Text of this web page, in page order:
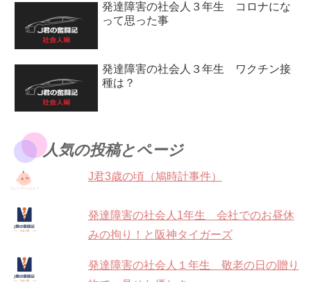
発達障害の社会人３年生 コロナにな
って思った事
発達障害の社会人３年生 ワクチン接
種は？
人気の投稿とページ
J君3歳の頃（鳩時計事件）
発達障害の社会人1年生 会社でのお昼休
みの拘り！と阪神タイガーズ
発達障害の社会人１年生 敬老の日の贈り